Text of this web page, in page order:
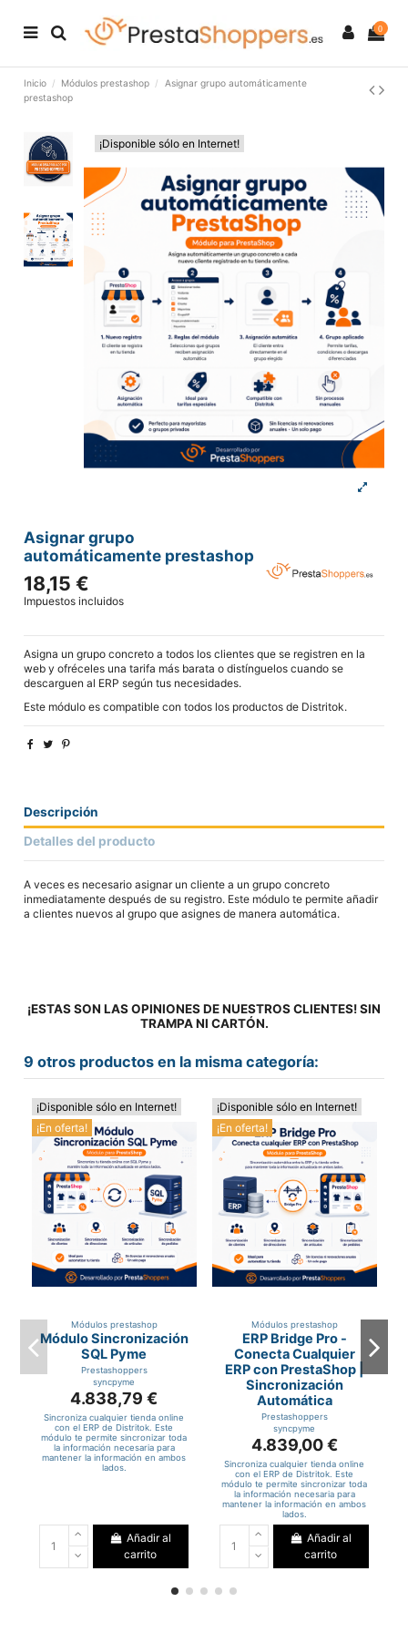
0
Inicio Módulos prestashop
Asignar grupo automáticamente
prestashop
¡Disponible sólo en Internet!
Asignar grupo
automáticamente prestashop
18,15 €
Impuestos incluidos
Asigna un grupo concreto a todos los clientes que se registren en la
web y ofréceles una tarifa más barata o distínguelos cuando se
descarguen al ERP según tus necesidades.
Este módulo es compatible con todos los productos de Distritok.
Descripción
Detalles del producto
A veces es necesario asignar un cliente a un grupo concreto
inmediatamente después de su registro. Este módulo te permite añadir
a clientes nuevos al grupo que asignes de manera automática.
¡ESTAS SON LAS OPINIONES DE NUESTROS CLIENTES! SIN
TRAMPA NI CARTÓN.
9 otros productos en la misma categoría:
¡Disponible sólo en Internet!
¡En oferta!
Módulos prestashop
Módulo Sincronización
SQL Pyme
Prestashoppers
syncpyme
4.838,79 €
Sincroniza cualquier tienda online
con el ERP de Distritok. Este
módulo te permite sincronizar toda
la información necesaria para
mantener la información en ambos
lados.
Añadir al
carrito
¡Disponible sólo en Internet!
¡En oferta!
Módulos prestashop
ERP Bridge Pro -
Conecta Cualquier
ERP con PrestaShop |
Sincronización
Automática
Prestashoppers
syncpyme
4.839,00 €
Sincroniza cualquier tienda online
con el ERP de Distritok. Este
módulo te permite sincronizar toda
la información necesaria para
mantener la información en ambos
lados.
Añadir al
carrito